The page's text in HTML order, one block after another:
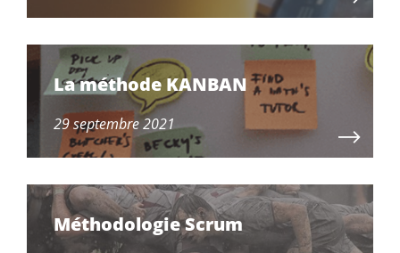
29 septembre 2021
La méthode KANBAN
Méthodologie Scrum